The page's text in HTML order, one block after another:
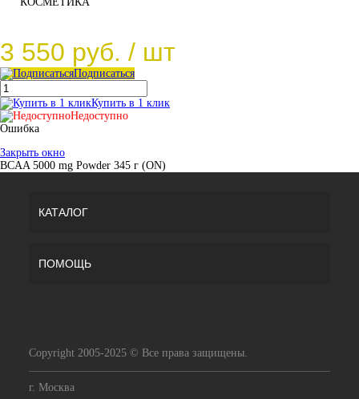
3 550 руб. / шт
Подписаться
Купить в 1 клик
Недоступно
Ошибка
Закрыть окно
BCAA 5000 mg Powder 345 г (ON)
КАТАЛОГ
ПОМОЩЬ
Copyright 2005-2025 © Все права защищены.
г. Москва